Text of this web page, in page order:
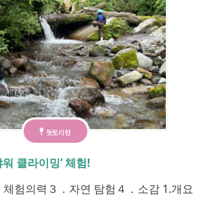
돗토리현
클라이밍’ 체험!
험의력３．자연 탐험４．소감 1.개요